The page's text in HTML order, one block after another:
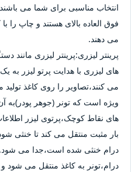
انتخاب مناسبی برای شما می
فوق العاده بالای هستند و چاپ را
می دهند.
پرینتر لیزری:پرینتر لیزری مانند
های لیزری با هدایت پرتو لیزر به
می کنند،تصاویر را روی کاغذ
ویژه است که تونر (جوهر پودر)به
های نقاط کوچک،پرتوی لیزر
بار مثبت منتقل می کند تا خنثی
درام خنثی شده است،جدا می
درام،تونر به کاغذ منتقل می